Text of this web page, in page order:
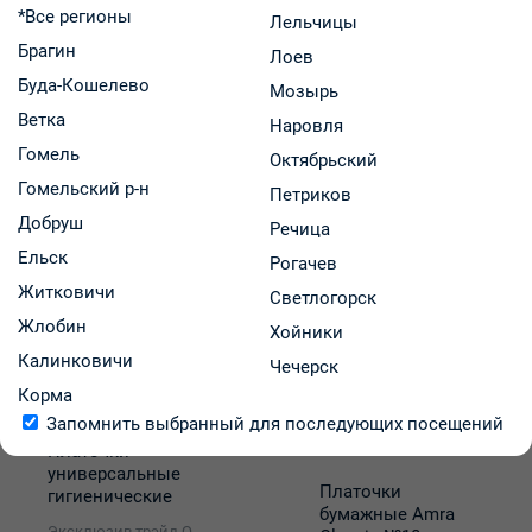
Оплата и доставка
Описание товара
Вас может заинтересовать
Платочки
универсальные
гигиенические
Платочки
бумажные Amra
*Все регионы
Брагин
Буда-Кошелево
Ветка
Гомель
Гомельский р-н
Добруш
Ельск
Житковичи
Жлобин
Калинковичи
Корма
Лельчицы
Лоев
Мозырь
Наровля
Октябрьский
Петриков
Речица
Рогачев
Светлогорск
Хойники
Чечерск
Запомнить выбранный для последующих посещений